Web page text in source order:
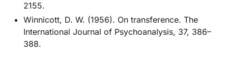
2155.
Winnicott, D. W. (1956). On transference. The
International Journal of Psychoanalysis, 37, 386–
388.